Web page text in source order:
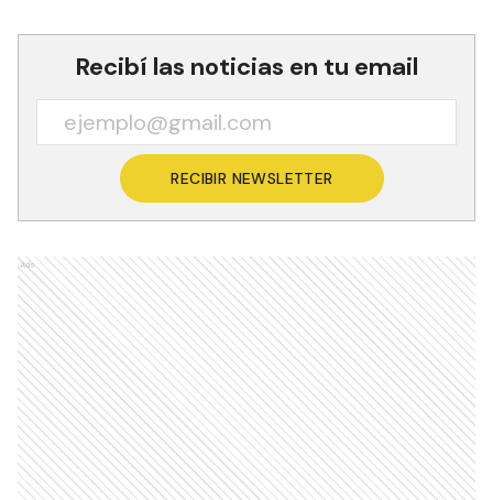
Recibí las noticias en tu email
RECIBIR NEWSLETTER
Ads